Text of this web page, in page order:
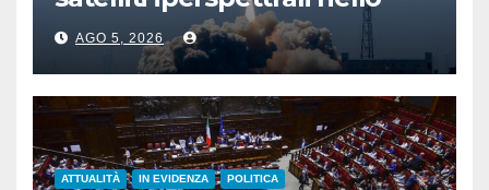
Shandong
AGO 5, 2026
ATTUALITÀ IN EVIDENZA POLITICA